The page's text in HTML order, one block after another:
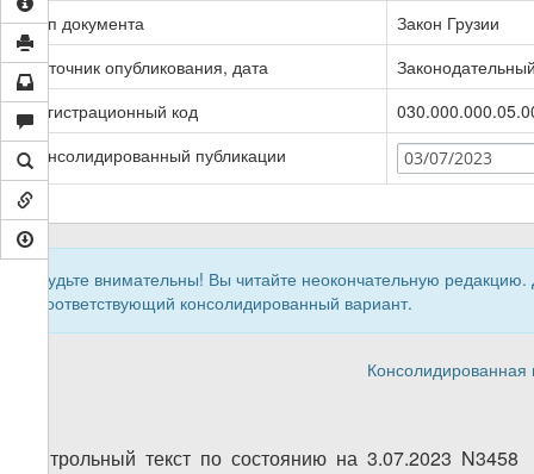
Тип документа
Закон Грузии
Источник опубликования, дата
Регистрационный код
Консолидированный публикации
03/07/2023
Будьте внимательны! Вы читайте неокончательную
соответствующий консолидированный вариант.
Контрольный текст по состоянию на 3.07.2023 N3458